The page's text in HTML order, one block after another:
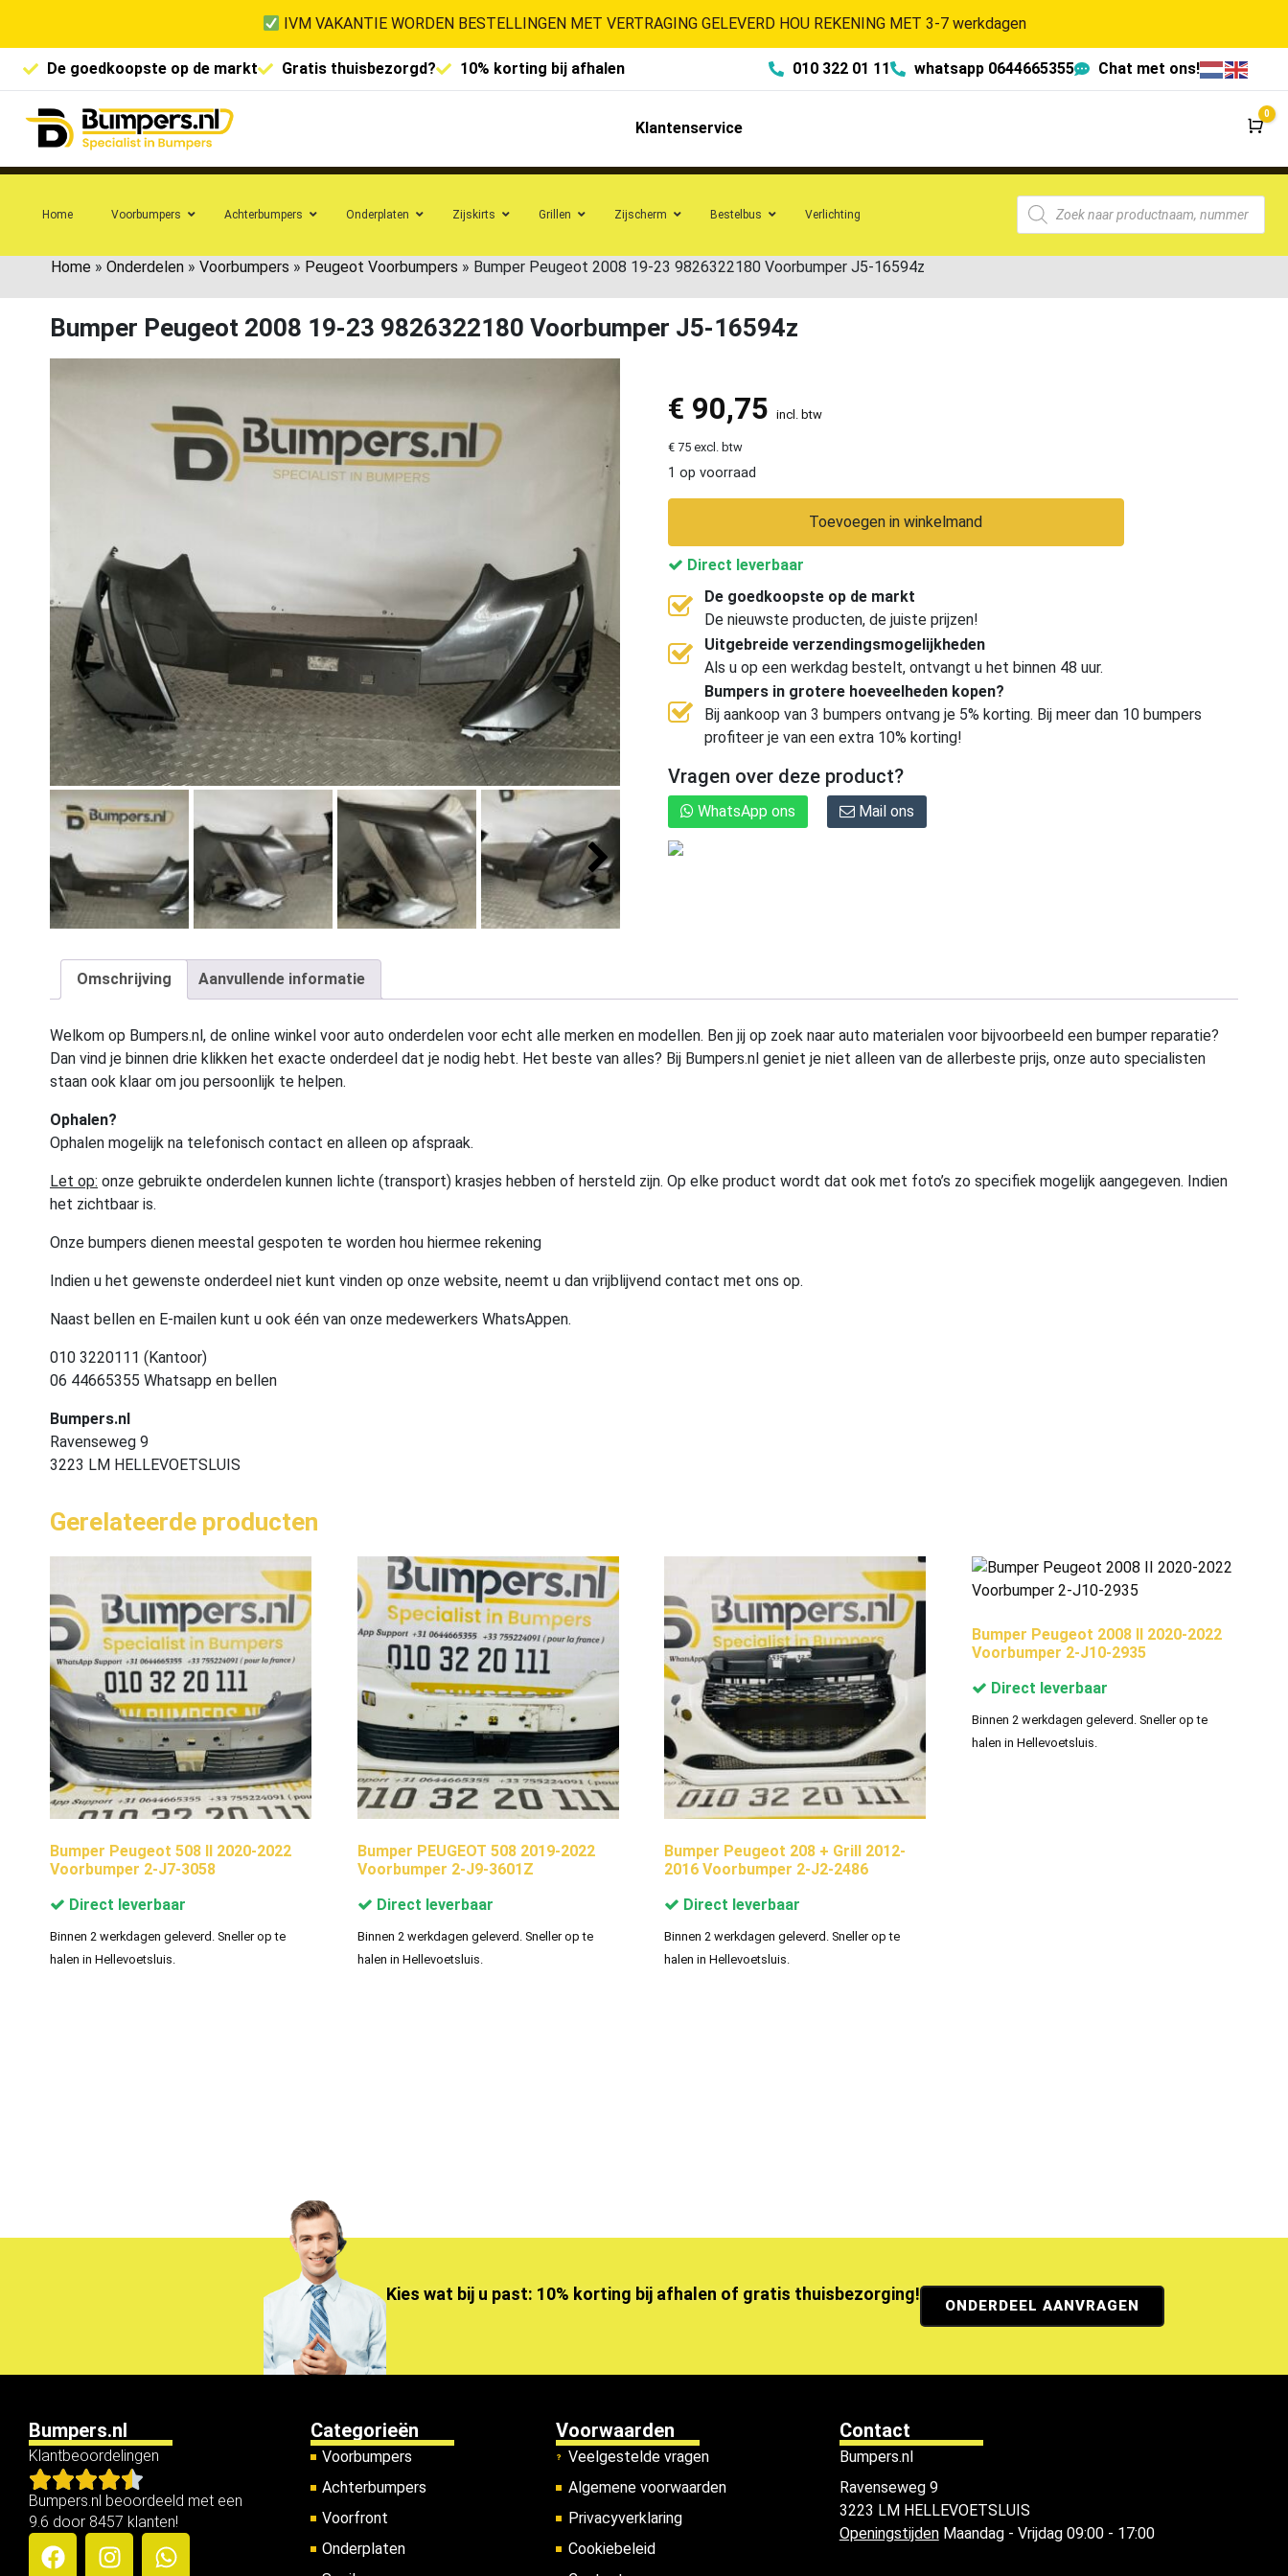
IVM VAKANTIE WORDEN BESTELLINGEN MET VERTRAGING GELEVERD HOU REKENING MET 3-7 werkdagen
De goedkoopste op de markt Gratis thuisbezorgd? 10% korting bij afhalen 010 322 01 11 whatsapp 0644665355 Chat met ons!
Klantenservice
0
Home Voorbumpers Achterbumpers Onderplaten Zijskirts Grillen Zijscherm Bestelbus Verlichting
Home » Onderdelen » Voorbumpers » Peugeot Voorbumpers » Bumper Peugeot 2008 19-23 9826322180 Voorbumper J5-16594z
Bumper Peugeot 2008 19-23 9826322180 Voorbumper J5-16594z
€ 90,75 incl. btw
€ 75 excl. btw
1 op voorraad
Toevoegen in winkelmand
Direct leverbaar
De goedkoopste op de markt
De nieuwste producten, de juiste prijzen!
Uitgebreide verzendingsmogelijkheden
Als u op een werkdag bestelt, ontvangt u het binnen 48 uur.
Bumpers in grotere hoeveelheden kopen?
Bij aankoop van 3 bumpers ontvang je 5% korting. Bij meer dan 10 bumpers
profiteer je van een extra 10% korting!
Vragen over deze product?
WhatsApp ons Mail ons
Omschrijving Aanvullende informatie
Welkom op Bumpers.nl, de online winkel voor auto onderdelen voor echt alle merken en modellen. Ben jij op zoek naar auto materialen voor bijvoorbeeld een bumper reparatie?
Dan vind je binnen drie klikken het exacte onderdeel dat je nodig hebt. Het beste van alles? Bij Bumpers.nl geniet je niet alleen van de allerbeste prijs, onze auto specialisten
staan ook klaar om jou persoonlijk te helpen.
Ophalen?
Ophalen mogelijk na telefonisch contact en alleen op afspraak.
Let op: onze gebruikte onderdelen kunnen lichte (transport) krasjes hebben of hersteld zijn. Op elke product wordt dat ook met foto’s zo specifiek mogelijk aangegeven. Indien
het zichtbaar is.
Onze bumpers dienen meestal gespoten te worden hou hiermee rekening
Indien u het gewenste onderdeel niet kunt vinden op onze website, neemt u dan vrijblijvend contact met ons op.
Naast bellen en E-mailen kunt u ook één van onze medewerkers WhatsAppen.
010 3220111 (Kantoor)
06 44665355 Whatsapp en bellen
Bumpers.nl
Ravenseweg 9
3223 LM HELLEVOETSLUIS
Gerelateerde producten
Bumper Peugeot 508 II 2020-2022
Voorbumper 2-J7-3058
Direct leverbaar
Binnen 2 werkdagen geleverd. Sneller op te
halen in Hellevoetsluis.
Bumper PEUGEOT 508 2019-2022
Voorbumper 2-J9-3601Z
Direct leverbaar
Binnen 2 werkdagen geleverd. Sneller op te
halen in Hellevoetsluis.
Bumper Peugeot 208 + Grill 2012-
2016 Voorbumper 2-J2-2486
Direct leverbaar
Binnen 2 werkdagen geleverd. Sneller op te
halen in Hellevoetsluis.
Bumper Peugeot 2008 II 2020-2022
Voorbumper 2-J10-2935
Direct leverbaar
Binnen 2 werkdagen geleverd. Sneller op te
halen in Hellevoetsluis.
Kies wat bij u past: 10% korting bij afhalen of gratis thuisbezorging!
ONDERDEEL AANVRAGEN
Bumpers.nl
Klantbeoordelingen
Bumpers.nl beoordeeld met een
9.6 door 8457 klanten!
Categorieën
Voorbumpers
Achterbumpers
Voorfront
Onderplaten
Voorwaarden
Veelgestelde vragen
Algemene voorwaarden
Privacyverklaring
Cookiebeleid
Contact
Bumpers.nl
Ravenseweg 9
3223 LM HELLEVOETSLUIS
OpeningstijdenMaandag - Vrijdag 09:00 - 17:00